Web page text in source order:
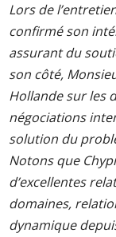
Lors de
confirmé son
assurant du
son côté,
Hollande sur les
négociations
solution du
Notons que
d’excellentes
domaines,
dynamique